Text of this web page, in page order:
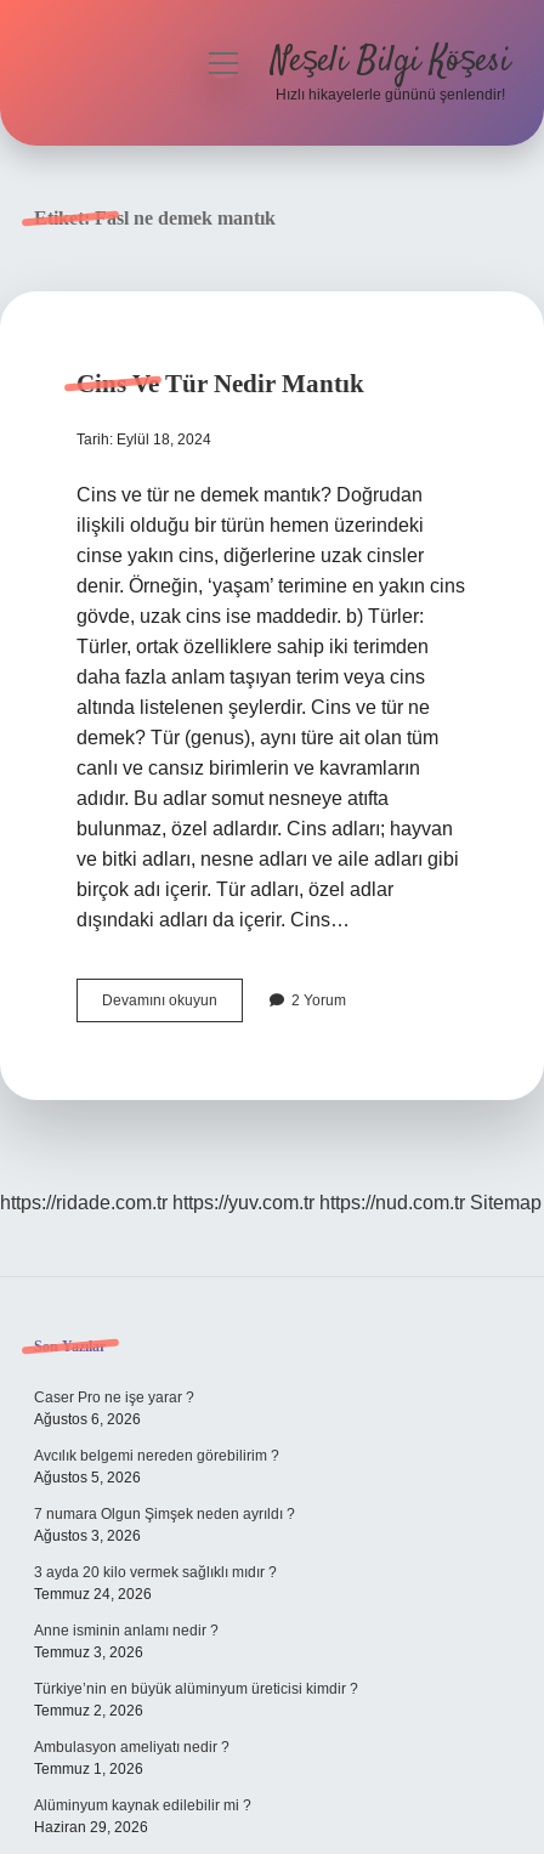
menüyüNeşeli Bilgi Köşesi
Hızlı hikayelerle gününü şenlendir!
Etiket:Fasl ne demek mantık
Cins Ve Tür Nedir Mantık
Tarih: Eylül 18, 2024
Cins ve tür ne demek mantık? Doğrudan
ilişkili olduğu bir türün hemen üzerindeki
cinse yakın cins, diğerlerine uzak cinsler
denir. Örneğin, ‘yaşam’ terimine en yakın cins
gövde, uzak cins ise maddedir. b) Türler:
Türler, ortak özelliklere sahip iki terimden
daha fazla anlam taşıyan terim veya cins
altında listelenen şeylerdir. Cins ve tür ne
demek? Tür (genus), aynı türe ait olan tüm
canlı ve cansız birimlerin ve kavramların
adıdır. Bu adlar somut nesneye atıfta
bulunmaz, özel adlardır. Cins adları; hayvan
ve bitki adları, nesne adları ve aile adları gibi
birçok adı içerir. Tür adları, özel adlar
dışındaki adları da içerir. Cins…
Devamını okuyun
Ve
2 Yorum
https://ridade.com.tr https://yuv.com.tr https://nud.com.tr Sitemap
Sidebar
Son Yazılar
Caser Pro ne işe yarar ?
Ağustos 6, 2026
Avcılık belgemi nereden görebilirim ?
Ağustos 5, 2026
7 numara Olgun Şimşek neden ayrıldı ?
Ağustos 3, 2026
3 ayda 20 kilo vermek sağlıklı mıdır ?
Temmuz 24, 2026
Anne isminin anlamı nedir ?
Temmuz 3, 2026
Türkiye’nin en büyük alüminyum üreticisi kimdir ?
Temmuz 2, 2026
Ambulasyon ameliyatı nedir ?
Temmuz 1, 2026
Alüminyum kaynak edilebilir mi ?
Haziran 29, 2026